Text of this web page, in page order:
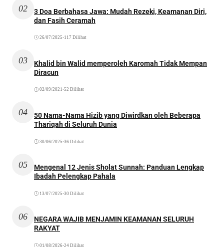
02
3 Doa Berbahasa Jawa: Mudah Rezeki, Keamanan Diri,
dan Fasih Ceramah
26/07/2025 •117 Dilihat
03
Khalid bin Walid memperoleh Karomah Tidak Mempan
Diracun
02/09/2021 •52 Dilihat
04
50 Nama-Nama Hizib yang Diwirdkan oleh Beberapa
Thariqah di Seluruh Dunia
30/06/2025 •36 Dilihat
05
Mengenal 12 Jenis Sholat Sunnah: Panduan Lengkap
Ibadah Pelengkap Pahala
13/07/2025 •30 Dilihat
06
NEGARA WAJIB MENJAMIN KEAMANAN SELURUH
RAKYAT
01/08/2026•24 Dilihat